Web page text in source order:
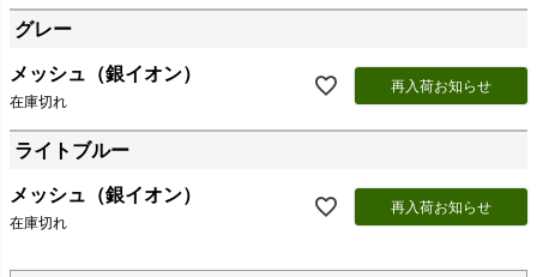
グレー
メッシュ（銀イオン）
在庫切れ
再入荷お知らせ
ライトブルー
メッシュ（銀イオン）
在庫切れ
再入荷お知らせ